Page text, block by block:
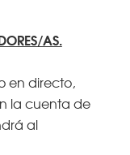
AS.
en directo,
la cuenta de
al